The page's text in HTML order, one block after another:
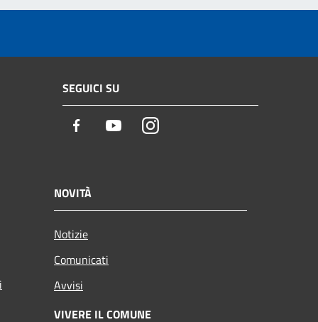
SEGUICI SU
Facebook YoutubeInstagram
NOVITÀ
Notizie
Comunicati
Avvisi
VIVERE IL COMUNE